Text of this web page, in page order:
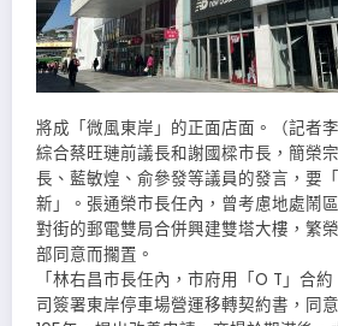
將成「微風東岸」的正面店面。（記者李
綜合蔡旺璉前議長和謝國樑市長，簡榮
長、藍敏煌、俞參發等議員的發言，要
新」。張通榮市長任內，曾考慮地處鬧
對街的郵電雙局合併興建雙塔大樓，繁
部同意而擱置。
「林右昌市長任內，市府用「O T」合
司簽署東岸停車場營運移轉契約書，同